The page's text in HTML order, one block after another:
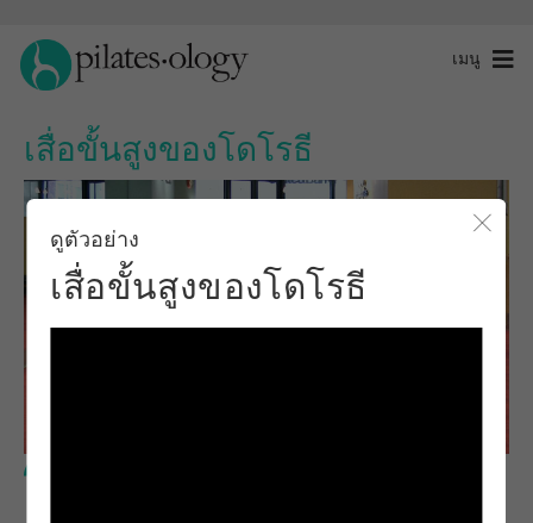
เมนู
เสื่อขั้นสูงของโดโรธี
ดูตัวอย่าง
เสื่อขั้นสูงของโดโรธี